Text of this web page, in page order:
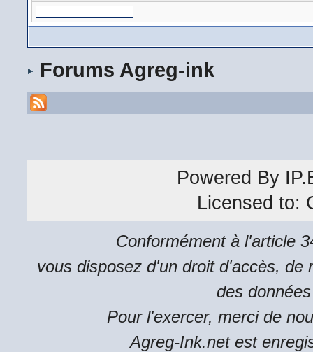
Forums Agreg-ink
Powered By
Licensed to:
Conformément à l'article
vous disposez d'un droit d'accès, de
des
Pour l'exercer, merci de
Agreg-Ink.net est